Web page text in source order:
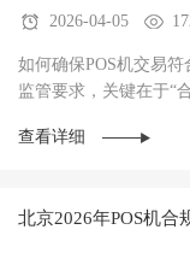
2026-04-05
如何确保POS机交易
监管要求，关键在于“
查看详细
北京2026年POS机合